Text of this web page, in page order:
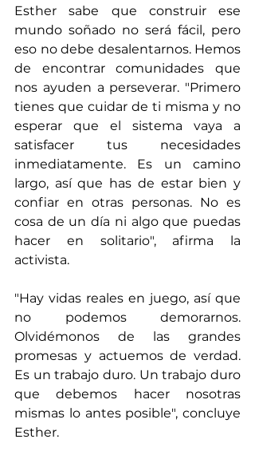
Esther sabe que construir ese
mundo soñado no será fácil, pero
eso no debe desalentarnos. Hemos
de encontrar comunidades que
nos ayuden a perseverar. "Primero
tienes que cuidar de ti misma y no
esperar que el sistema vaya a
satisfacer tus necesidades
inmediatamente. Es un camino
largo, así que has de estar bien y
confiar en otras personas. No es
cosa de un día ni algo que puedas
hacer en solitario", afirma la
activista.
"Hay vidas reales en juego, así que
no podemos demorarnos.
Olvidémonos de las grandes
promesas y actuemos de verdad.
Es un trabajo duro. Un trabajo duro
que debemos hacer nosotras
mismas lo antes posible", concluye
Esther.